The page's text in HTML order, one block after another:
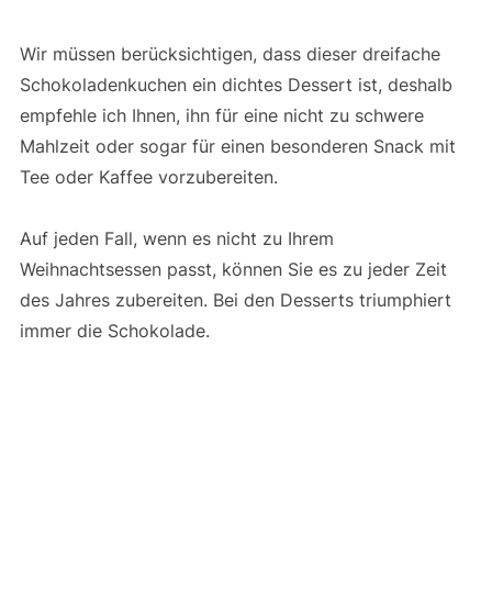
Wir müssen berücksichtigen, dass dieser dreifache
Schokoladenkuchen ein dichtes Dessert ist, deshalb
empfehle ich Ihnen, ihn für eine nicht zu schwere
Mahlzeit oder sogar für einen besonderen Snack mit
Tee oder Kaffee vorzubereiten.
Auf jeden Fall, wenn es nicht zu Ihrem
Weihnachtsessen passt, können Sie es zu jeder Zeit
des Jahres zubereiten. Bei den Desserts triumphiert
immer die Schokolade.